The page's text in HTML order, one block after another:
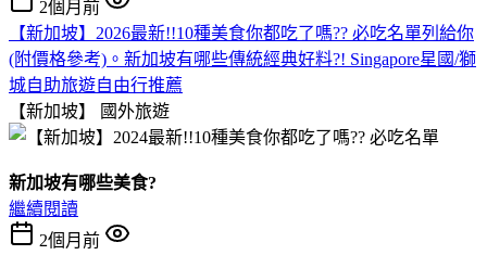
2個月前
【新加坡】2026最新!!10種美食你都吃了嗎?? 必吃名單列給你
(附價格參考)。新加坡有哪些傳統經典好料?! Singapore星國/獅
城自助旅遊自由行推薦
【新加坡】
國外旅遊
新加坡有哪些美食?
繼續閱讀
2個月前